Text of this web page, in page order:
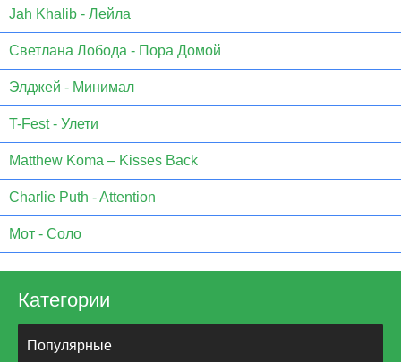
Jah Khalib - Лейла
Светлана Лобода - Пора Домой
Элджей - Минимал
T-Fest - Улети
Matthew Koma – Kisses Back
Charlie Puth - Attention
Мот - Соло
Категории
Популярные